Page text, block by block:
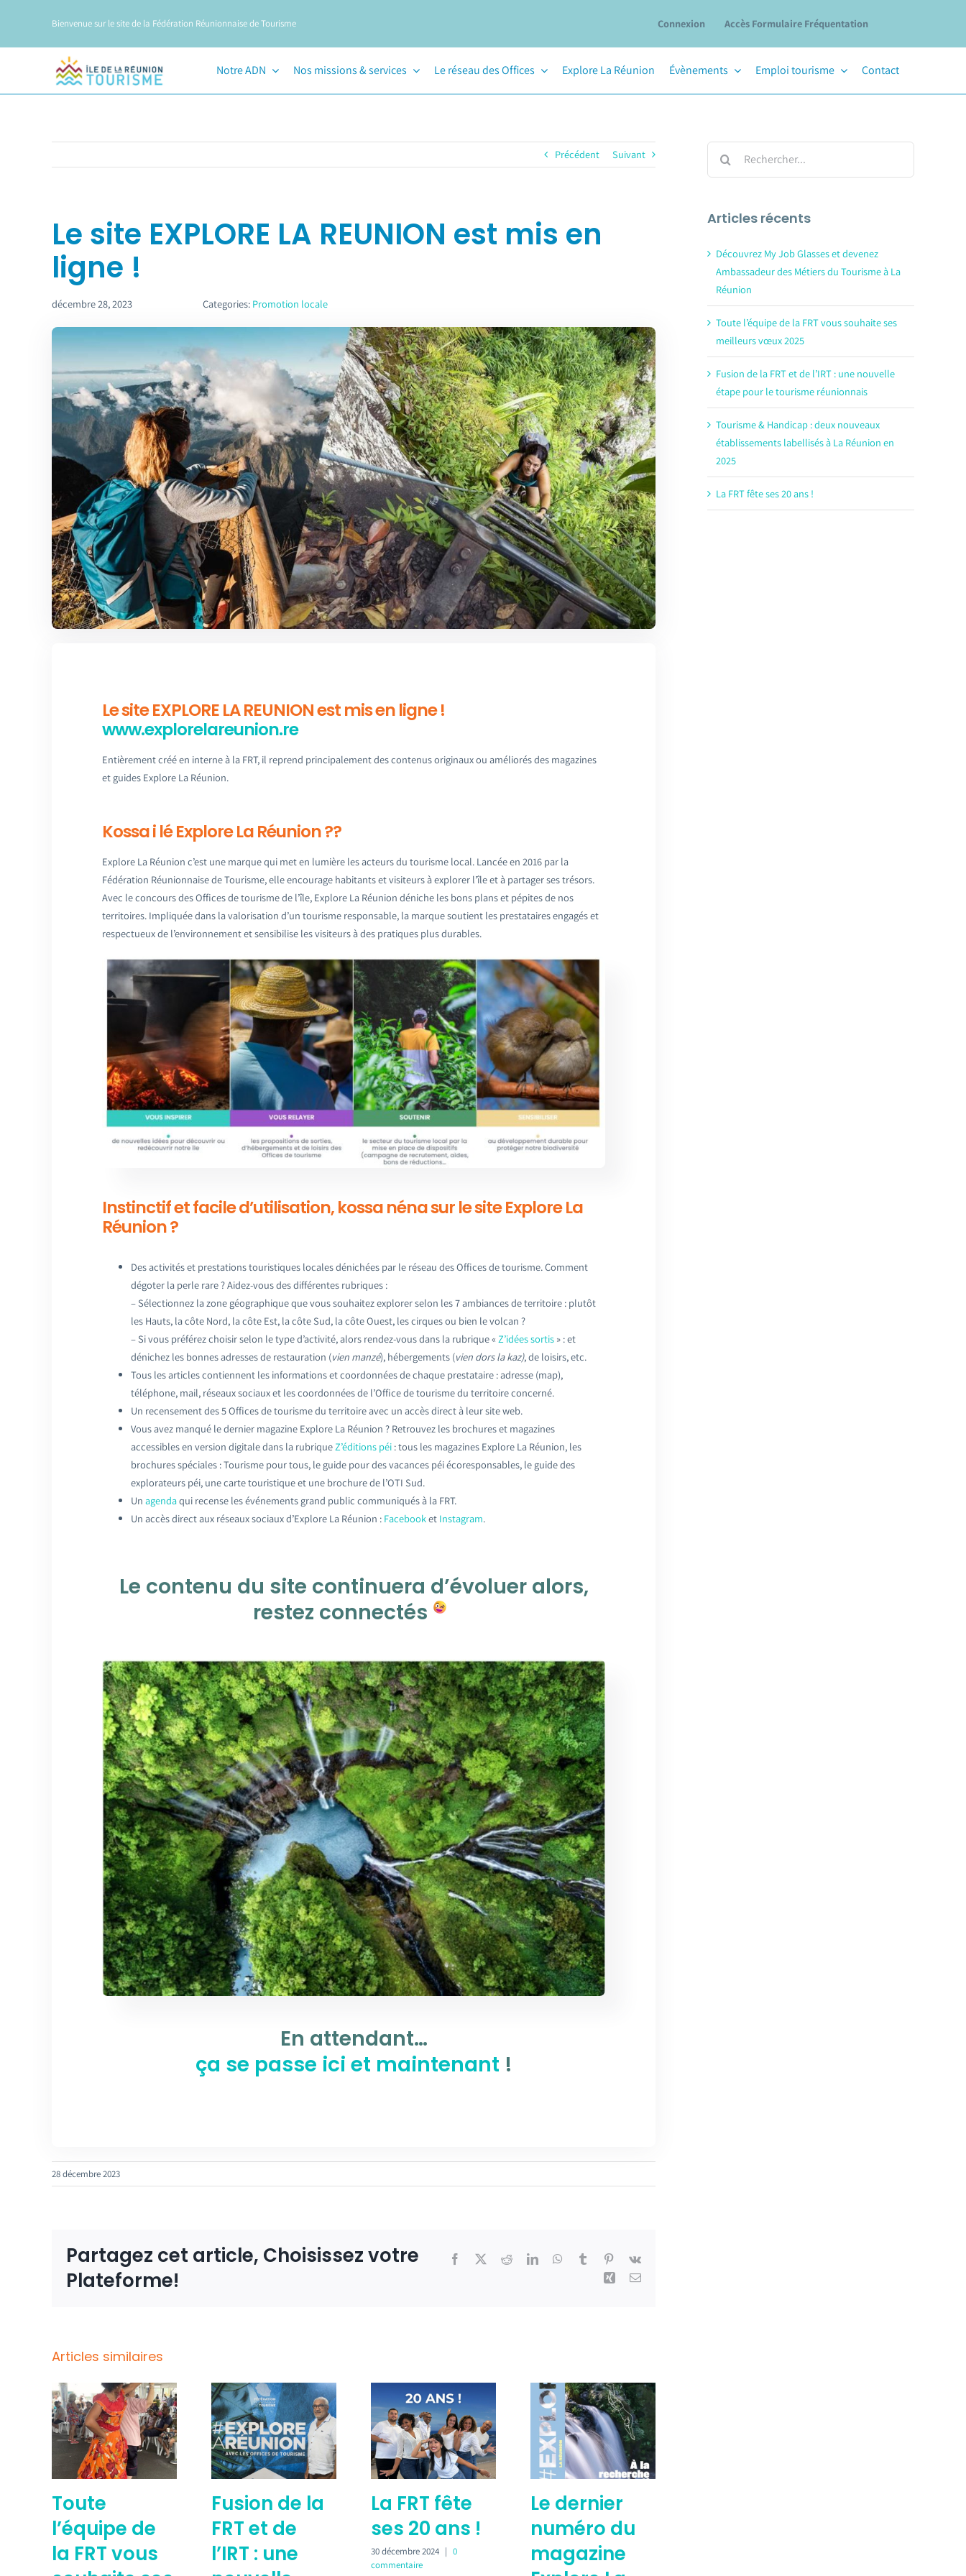
contenu
Bienvenue sur le site de la Fédération Réunionnaise de Tourisme Connexion Accès Formulaire Fréquentation
Notre ADN Nos missions & services Le réseau des Offices Explore La Réunion Évènements Emploi tourisme Contact
Précédent Suivant
Le site EXPLORE LA REUNION est mis en
ligne !
décembre 28, 2023 Categories: Promotion locale
Le site EXPLORE LA REUNION est mis en ligne !
www.explorelareunion.re
Entièrement créé en interne à la FRT, il reprend principalement des contenus originaux ou améliorés des magazines
et guides Explore La Réunion.
Kossa i lé Explore La Réunion ??
Explore La Réunion c’est une marque qui met en lumière les acteurs du tourisme local. Lancée en 2016 par la
Fédération Réunionnaise de Tourisme, elle encourage habitants et visiteurs à explorer l’île et à partager ses trésors.
Avec le concours des Offices de tourisme de l’île, Explore La Réunion déniche les bons plans et pépites de nos
territoires. Impliquée dans la valorisation d’un tourisme responsable, la marque soutient les prestataires engagés et
respectueux de l’environnement et sensibilise les visiteurs à des pratiques plus durables.
Instinctif et facile d’utilisation, kossa néna sur le site Explore La
Réunion ?
Des activités et prestations touristiques locales dénichées par le réseau des Offices de tourisme. Comment
dégoter la perle rare ? Aidez-vous des différentes rubriques :
– Sélectionnez la zone géographique que vous souhaitez explorer selon les 7 ambiances de territoire : plutôt
les Hauts, la côte Nord, la côte Est, la côte Sud, la côte Ouest, les cirques ou bien le volcan ?
– Si vous préférez choisir selon le type d’activité, alors rendez-vous dans la rubrique « Z’idées sortis» : et
dénichez les bonnes adresses de restauration (vien manzé), hébergements (vien dors la kaz), de loisirs, etc.
Tous les articles contiennent les informations et coordonnées de chaque prestataire : adresse (map),
téléphone, mail, réseaux sociaux et les coordonnées de l’Office de tourisme du territoire concerné.
Un recensement des 5 Offices de tourisme du territoire avec un accès direct à leur site web.
Vous avez manqué le dernier magazine Explore La Réunion ? Retrouvez les brochures et magazines
accessibles en version digitale dans la rubriqueZ’éditions péi: tous les magazines Explore La Réunion, les
brochures spéciales : Tourisme pour tous, le guide pour des vacances péi écoresponsables, le guide des
explorateurs péi, une carte touristique et une brochure de l’OTI Sud.
Un agendaqui recense les événements grand public communiqués à la FRT.
Un accès direct aux réseaux sociaux d’Explore La Réunion : Facebooket Instagram.
Le contenu du site continuera d’évoluer alors,
restez connectés ⁠
En attendant…
ça se passe ici et maintenant !
28 décembre 2023
Partagez cet article, Choisissez votre
Plateforme!
Facebook RedditLinkedInWhatsApp
Tumblr Pinterest
Vk
Xing Email
Articles similaires
Toute
l’équipe de
la FRT vous
Fusion de la
FRT et de
l’IRT : une
La FRT fête
ses 20 ans !
30 décembre 2024 | 0
commentaire
Le dernier
numéro du
magazine
Articles récents
Découvrez My Job Glasses et devenez
Ambassadeur des Métiers du Tourisme à La
Réunion
Toute l’équipe de la FRT vous souhaite ses
meilleurs vœux 2025
Fusion de la FRT et de l’IRT : une nouvelle
étape pour le tourisme réunionnais
Tourisme & Handicap : deux nouveaux
établissements labellisés à La Réunion en
2025
La FRT fête ses 20 ans !